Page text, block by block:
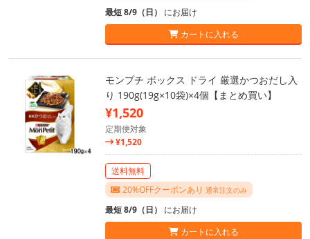
最短 8/9（日） にお届け
カートに入れる
モンプチ ボックス ドライ 厳選かつおだし入
り 190g(19g×10袋)×4個【まとめ買い】
¥1,520
定期便対象
¥1,520
送料無料
20%OFFクーポンあり 通常注文のみ
最短 8/9（日） にお届け
カートに入れる